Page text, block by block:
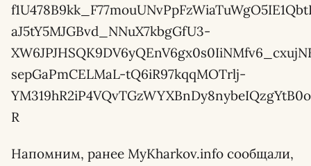
aJ5tY5MJGBvd_NNuX7kbgGfU3-
sepGaPmCELMaL-tQ6iR97kqqMOTrlj-
R
Напомним, ранее MyKharkov.info сообщали,